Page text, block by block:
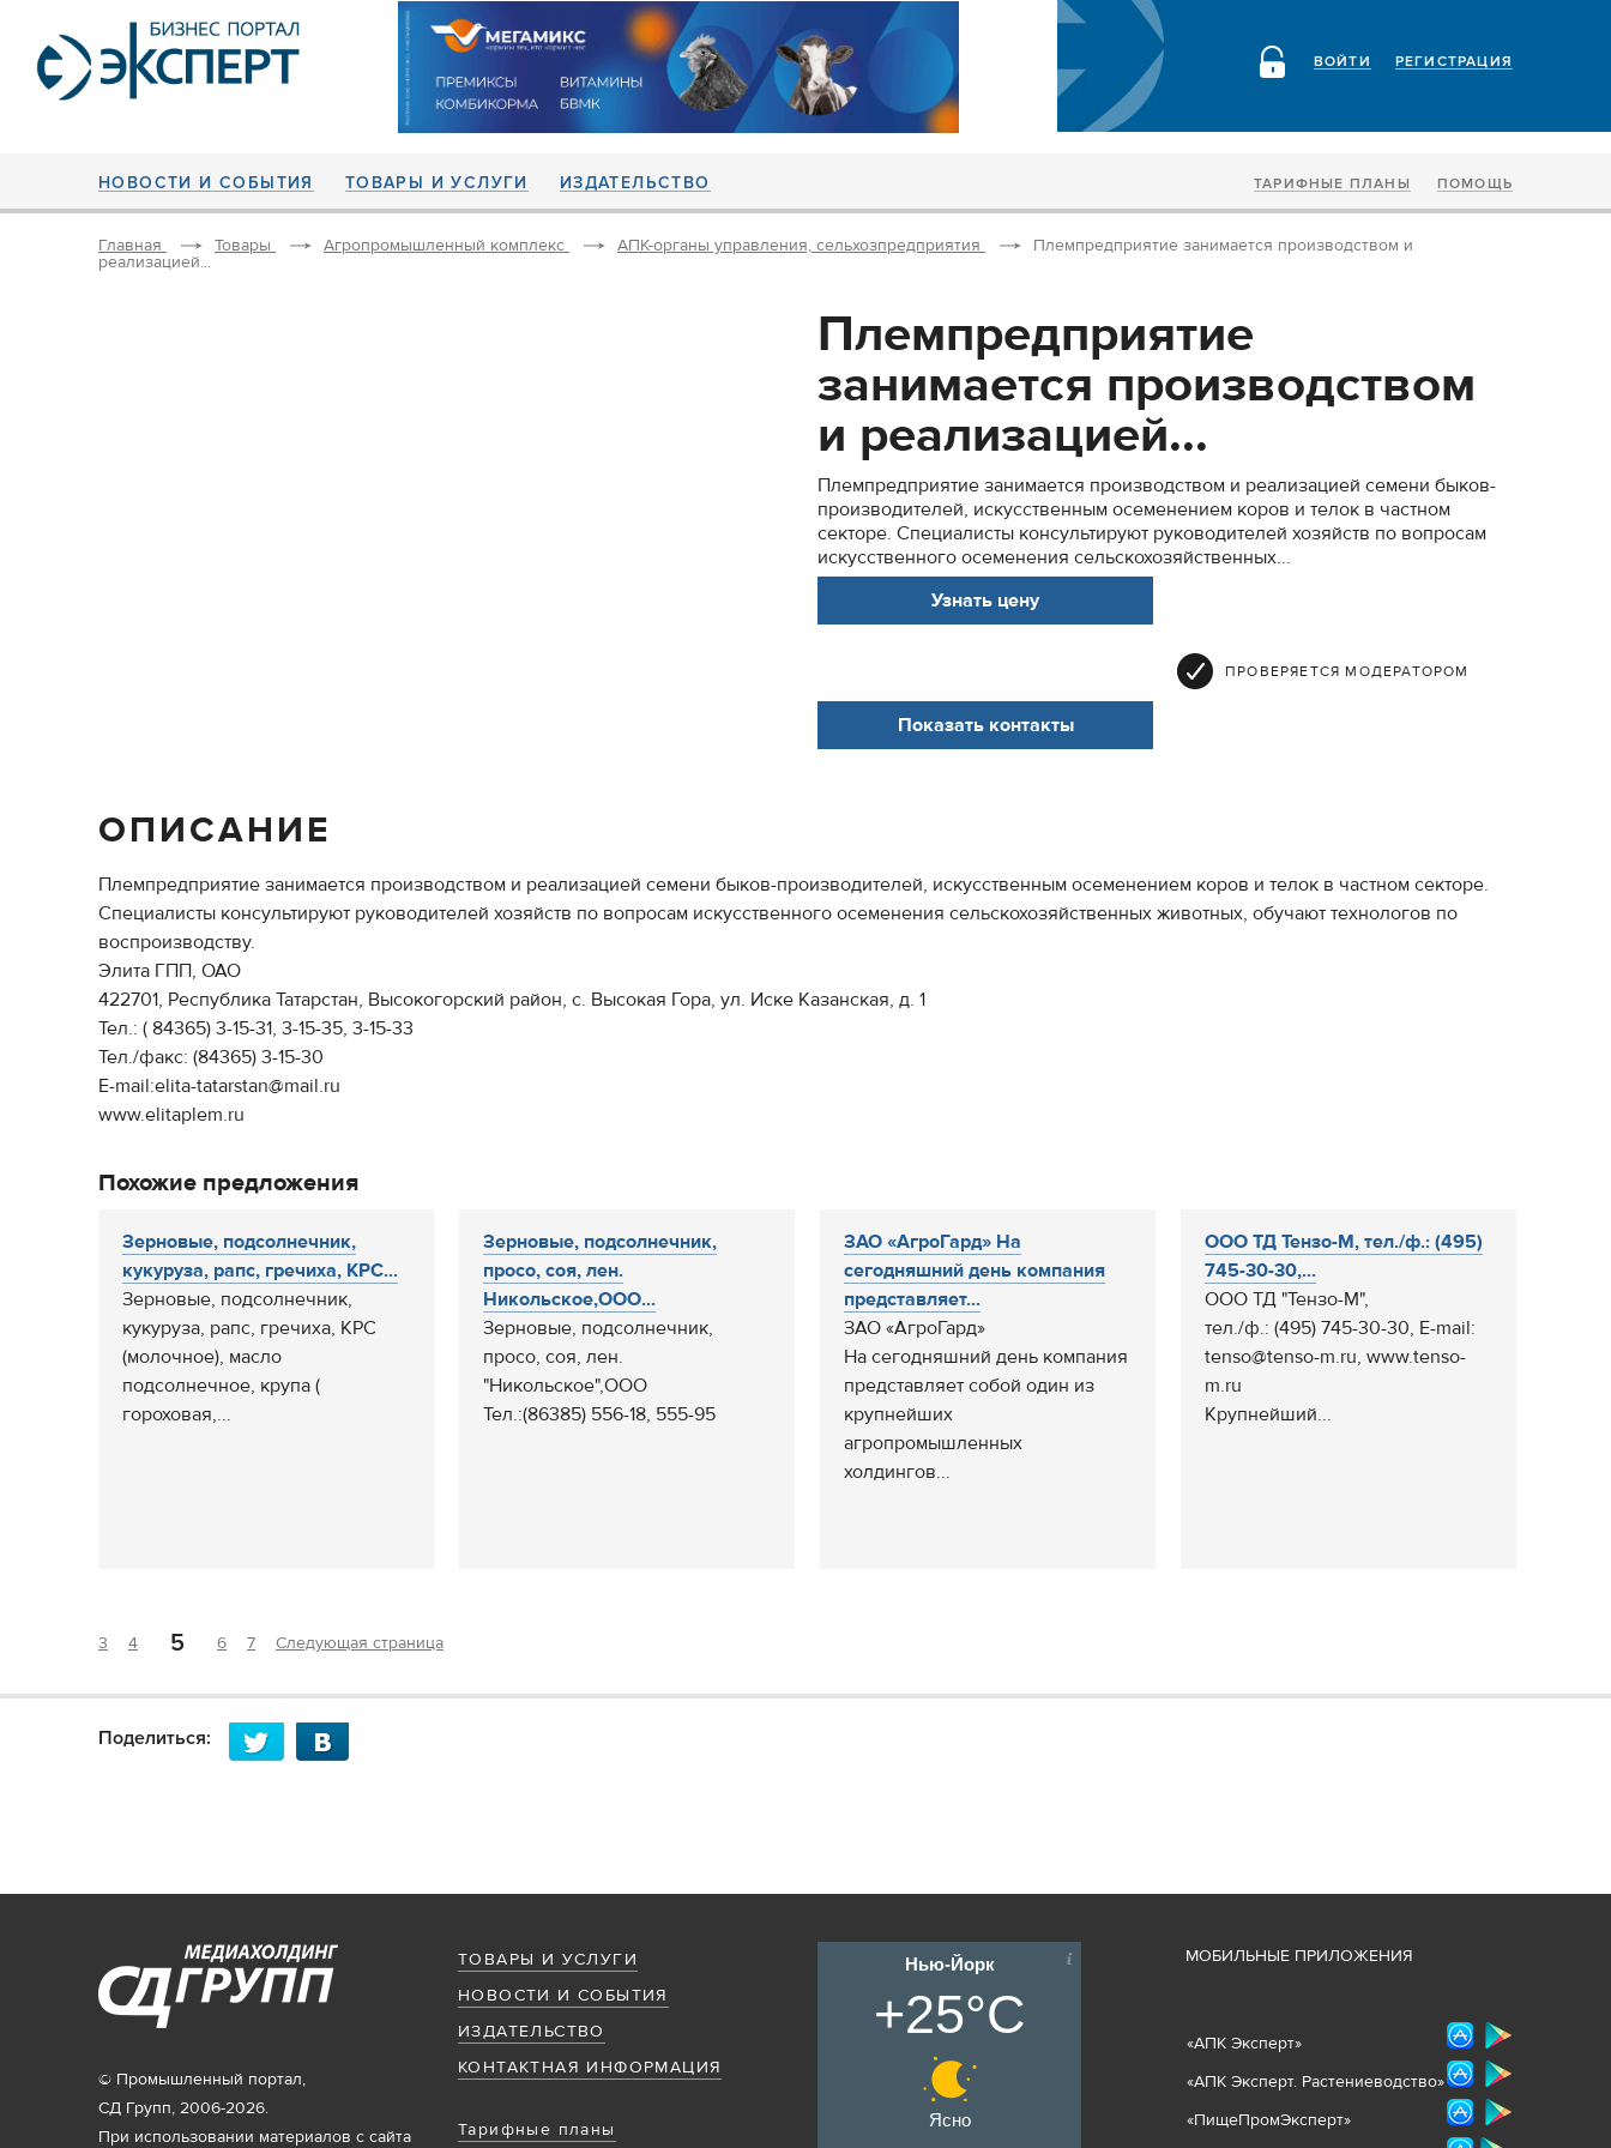
РЕГИСТРАЦИЯ
ВОЙТИ
НОВОСТИ И СОБЫТИЯ ТОВАРЫ И УСЛУГИ ИЗДАТЕЛЬСТВО ТАРИФНЫЕ ПЛАНЫ ПОМОЩЬ
Главная Товары Агропромышленный комплекс АПК-органы управления, сельхозпредприятия Племпредприятие занимается производством и
реализацией...
Племпредприятие
занимается производством
и реализацией...
Племпредприятие занимается производством и реализацией семени быков-
производителей, искусственным осеменением коров и телок в частном
секторе. Специалисты консультируют руководителей хозяйств по вопросам
искусственного осеменения сельскохозяйственных...
Узнать цену
ПРОВЕРЯЕТСЯ МОДЕРАТОРОМ
Показать контакты
ОПИСАНИЕ
Племпредприятие занимается производством и реализацией семени быков-производителей, искусственным осеменением коров и телок в частном секторе.
Специалисты консультируют руководителей хозяйств по вопросам искусственного осеменения сельскохозяйственных животных, обучают технологов по
воспроизводству.
Элита ГПП, ОАО
422701, Республика Татарстан, Высокогорский район, с. Высокая Гора, ул. Иске Казанская, д. 1
Тел.: ( 84365) 3-15-31, 3-15-35, 3-15-33
Тел./факс: (84365) 3-15-30
E-mail:elita-tatarstan@mail.ru
www.elitaplem.ru
Похожие предложения
Зерновые, подсолнечник,
кукуруза, рапс, гречиха, КРС...
Зерновые, подсолнечник,
кукуруза, рапс, гречиха, КРС
(молочное), масло
подсолнечное, крупа (
гороховая,...
Зерновые, подсолнечник,
просо, соя, лен.
Никольское,ООО...
Зерновые, подсолнечник,
просо, соя, лен.
"Никольское",ООО
Тел.:(86385) 556-18, 555-95
ЗАО «АгроГард» На
сегодняшний день компания
представляет...
ЗАО «АгроГард»
На сегодняшний день компания
представляет собой один из
крупнейших
агропромышленных
холдингов...
ООО ТД Тензо-М, тел./ф.: (495)
745-30-30,...
ООО ТД "Тензо-М",
тел./ф.: (495) 745-30-30, E-mail:
tenso@tenso-m.ru, www.tenso-
m.ru
Крупнейший...
3 4 5 6 7 Следующая страница
Поделиться:
ТОВАРЫ И УСЛУГИ
НОВОСТИ И СОБЫТИЯ
ИЗДАТЕЛЬСТВО
КОНТАКТНАЯ ИНФОРМАЦИЯ
Тарифные планы
© Промышленный портал,
СД Групп, 2006-2026.
При использовании материалов с сайта
Нью-Йорк
+25°C
Ясно
МОБИЛЬНЫЕ ПРИЛОЖЕНИЯ
«АПК Эксперт»
«АПК Эксперт. Растениеводство»
«ПищеПромЭксперт»